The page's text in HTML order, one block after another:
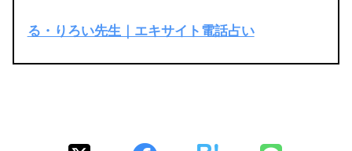
る・りろい先生｜エキサイト電話占い